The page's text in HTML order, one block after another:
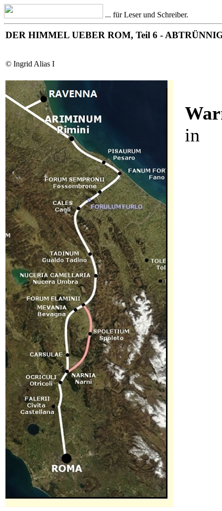
... für Leser und Schreiber.
DER HIMMEL UEBER ROM, Teil 6 -
© Ingrid Alias I
in